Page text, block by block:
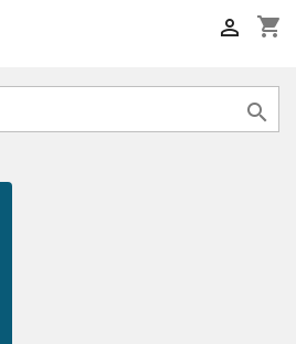
shopping_cart

